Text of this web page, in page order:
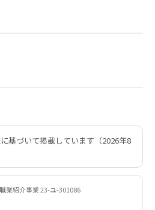
基づいて掲載しています（2026年8
業紹介事業 23-ユ-301086